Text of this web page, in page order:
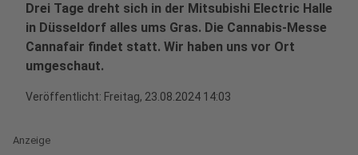
Drei Tage dreht sich in der Mitsubishi Electric Halle
in Düsseldorf alles ums Gras. Die Cannabis-Messe
Cannafair findet statt. Wir haben uns vor Ort
umgeschaut.
Veröffentlicht: Freitag, 23.08.2024 14:03
Anzeige